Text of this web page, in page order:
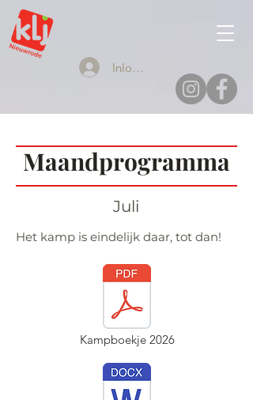
Inloggen
Maandprogramma
Juli
Het kamp is eindelijk daar, tot dan!
Kampboekje 2026